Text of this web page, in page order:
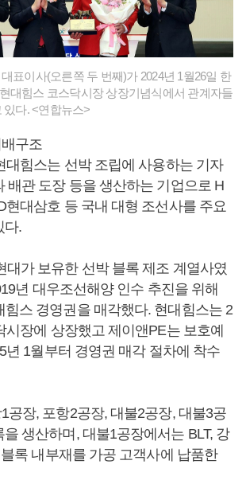
표이사(오른쪽 두 번째)가 2024년 1월26일 한
대힘스 코스닥시장 상장기념식에서 관계자들
있다. <연합뉴스>
구조
대힘스는 선박 조립에 사용하는 기자
배관 도장 등을 생산하는 기업으로 H
현대삼호 등 국내 대형 조선사를 주요
다.
대가 보유한 선박 블록 제조 계열사였
년 대우조선해양 인수 추진을 위해
힘스 경영권을 매각했다. 현대힘스는 2
시장에 상장했고 제이앤PE는 보호예
년 1월부터 경영권 매각 절차에 착수
공장, 포항2공장, 대불2공장, 대불3공
생산하며, 대불1공장에서는 BLT, 강
록 내부재를 가공 고객사에 납품한